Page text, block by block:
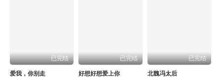
已完结
爱我，你别走
已完结
好想好想爱上你
已完结
北魏冯太后